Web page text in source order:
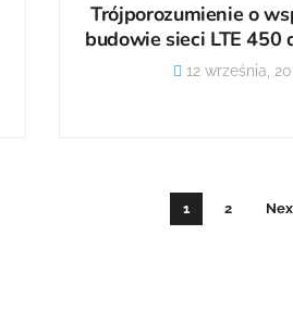
Trójporozumienie o
budowie sieci LTE 450
12 września,
1 2